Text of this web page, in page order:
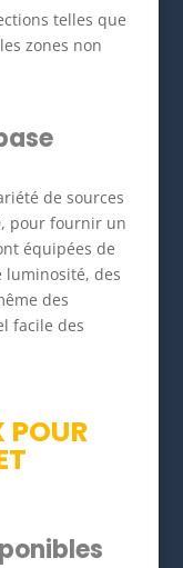
telles que
zones non
de sources
pour fournir un
équipées de
luminosité, des
des
facile des
POUR